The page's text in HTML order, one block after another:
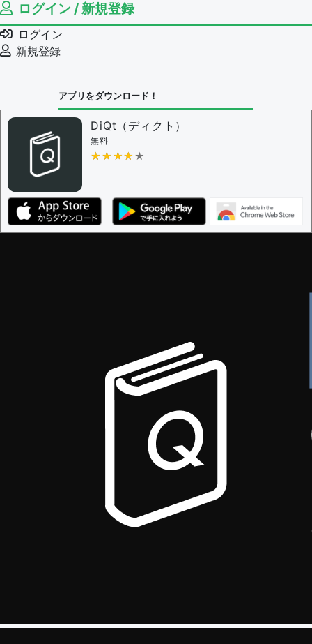
例文の編集権限を持つユーザー -
例文の編集を審査する
例文の削除を審査する
審査に対する投票権限を持つユーザー -
問題の編集権限を持つユーザー -
審査に対する投票権限を持つユーザー -
ザー
決定に必要な投票数 -
編集ガイドライン
ログイン / 新規登録
ログイン
新規登録
アプリをダウンロード！
DiQt（ディクト）
無料
★★★★★
★★★★★